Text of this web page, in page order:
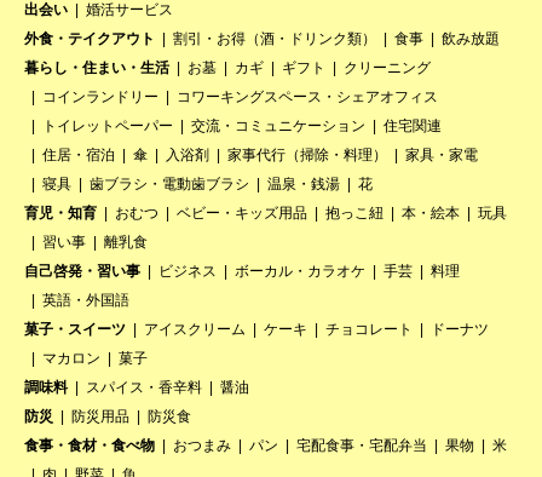
出会い
婚活サービス
外食・テイクアウト
割引・お得（酒・ドリンク類） 食事
飲み放題
暮らし・住まい・生活
お墓 カギ ギフト
クリーニング
コインランドリー
コワーキングスペース・シェアオフィス
トイレットペーパー
交流・コミュニケーション
住宅関連
住居・宿泊
傘 入浴剤 家事代行（掃除・料理）
家具・家電
寝具
歯ブラシ・電動歯ブラシ 温泉・銭湯
花
育児・知育
おむつ ベビー・キッズ用品 抱っこ紐 本・絵本
玩具
習い事
離乳食
自己啓発・習い事
ビジネス ボーカル・カラオケ 手芸
料理
英語・外国語
菓子・スイーツ
アイスクリーム ケーキ チョコレート
ドーナツ
マカロン
菓子
調味料
スパイス・香辛料
醤油
防災
防災用品
防災食
食事・食材・食べ物
おつまみ パン 宅配食事・宅配弁当 果物
米